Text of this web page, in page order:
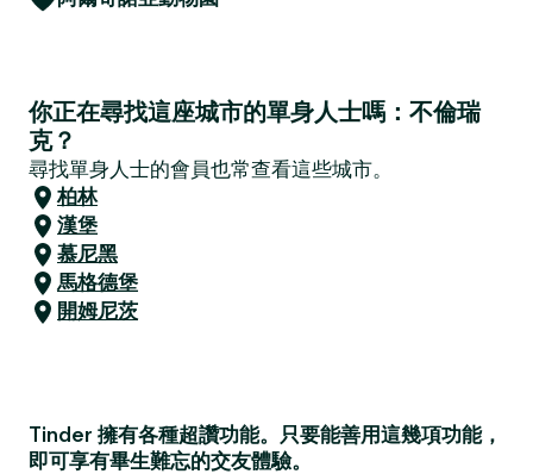
你正在尋找這座城市的單身人士嗎：不倫瑞
克？
尋找單身人士的會員也常查看這些城市。
柏林
漢堡
慕尼黑
馬格德堡
開姆尼茨
Tinder 擁有各種超讚功能。只要能善用這幾項功能，
即可享有畢生難忘的交友體驗。